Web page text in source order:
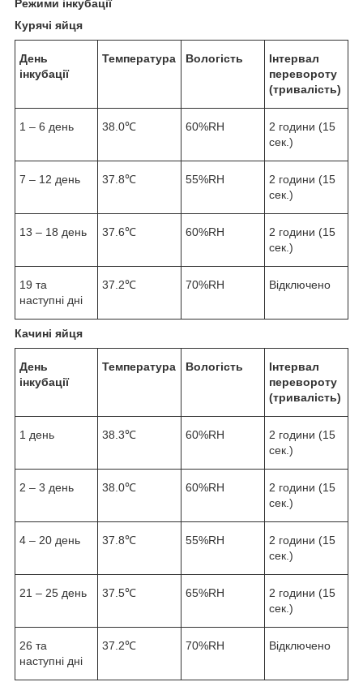
Режими інкубації
Курячі яйця
День
інкубації
Температура Вологість
Інтервал
перевороту
(тривалість)
1 – 6 день 38.0℃ 60%RH
2 години (15
сек.)
7 – 12 день 37.8℃ 55%RH
2 години (15
сек.)
13 – 18 день 37.6℃ 60%RH
2 години (15
сек.)
19 та
наступні дні
37.2℃ 70%RH Відключено
Качині яйця
День
інкубації
Температура Вологість
Інтервал
перевороту
(тривалість)
1 день 38.3℃ 60%RH
2 години (15
сек.)
2 – 3 день 38.0℃ 60%RH
2 години (15
сек.)
4 – 20 день 37.8℃ 55%RH
2 години (15
сек.)
21 – 25 день 37.5℃ 65%RH
2 години (15
сек.)
26 та
наступні дні
37.2℃ 70%RH Відключено